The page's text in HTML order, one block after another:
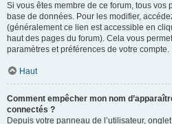
Si vous êtes membre de ce forum, tous vos
base de données. Pour les modifier,
(généralement ce lien est accessible en
haut des pages du forum). Cela vous
paramètres et préférences de votre compte.
Haut
Comment empêcher mon nom
connectés ?
Depuis votre panneau de l’utilisateur,